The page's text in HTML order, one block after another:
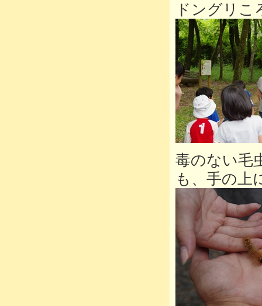
ドングリ
毒のない毛
も、手の上